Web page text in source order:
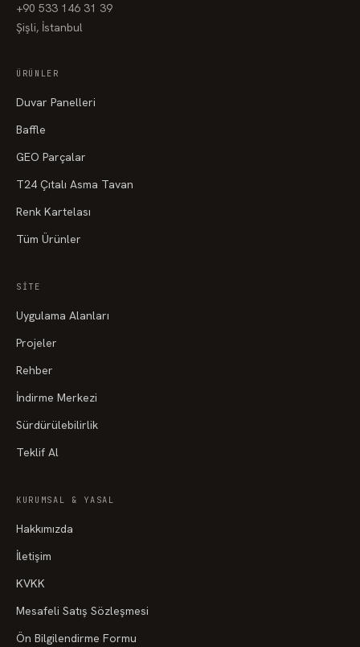
+90 533 146 31 39
Şişli, İstanbul
ÜRÜNLER
Duvar Panelleri
Baffle
GEO Parçalar
T24 Çıtalı Asma Tavan
Renk Kartelası
Tüm Ürünler
SITE
Uygulama Alanları
Projeler
Rehber
İndirme Merkezi
Sürdürülebilirlik
Teklif Al
KURUMSAL & YASAL
Hakkımızda
İletişim
KVKK
Mesafeli Satış Sözleşmesi
Ön Bilgilendirme Formu